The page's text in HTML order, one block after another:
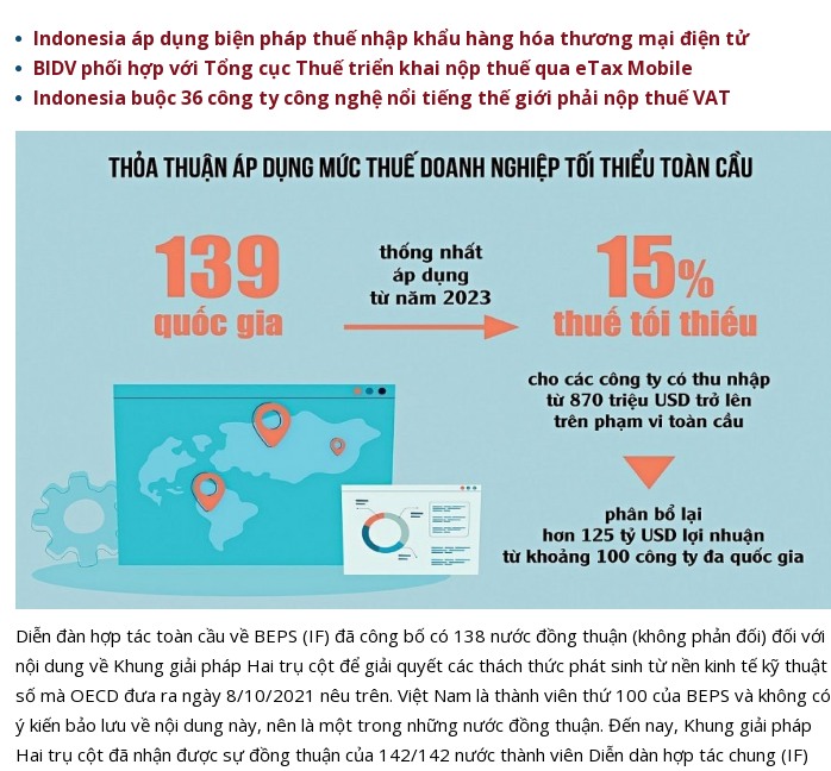
Indonesia áp dụng biện pháp thuế nhập khẩu hàng hóa thương mại điện tử
BIDV phối hợp với Tổng cục Thuế triển khai nộp thuế qua eTax Mobile
Indonesia buộc 36 công ty công nghệ nổi tiếng thế giới phải nộp thuế VAT
Diễn đàn hợp tác toàn cầu về BEPS (IF) đã công bố có 138 nước đồng thuận (không phản đối) đối với
nội dung về Khung giải pháp Hai trụ cột để giải quyết các thách thức phát sinh từ nền kinh tế kỹ thuật
số mà OECD đưa ra ngày 8/10/2021 nêu trên. Việt Nam là thành viên thứ 100 của BEPS và không có
ý kiến bảo lưu về nội dung này, nên là một trong những nước đồng thuận. Đến nay, Khung giải pháp
Hai trụ cột đã nhận được sự đồng thuận của 142/142 nước thành viên Diễn dàn hợp tác chung (IF)